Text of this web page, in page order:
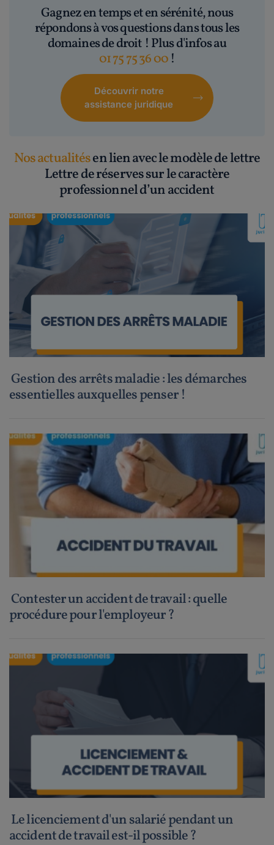
Gagnez en temps et en sérénité, nous
répondons à vos questions dans tous les
domaines de droit ! Plus d'infos au
01 75 75 36 00 !
Découvrir notre
assistance juridique
Nos actualitésen lien avec le modèle de lettre
Lettre de réserves sur le caractère
professionnel d’un accident
Gestion des arrêts maladie : les démarches
essentielles auxquelles penser !
Contester un accident de travail : quelle
procédure pour l'employeur ?
Le licenciement d'un salarié pendant un
accident de travail est-il possible ?